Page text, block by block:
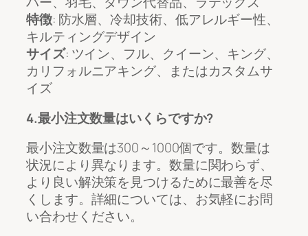
特徴: 防水層、冷却技術、低アレルギー性、
キルティングデザイン
サイズ: ツイン、フル、クイーン、キング、
カリフォルニアキング、またはカスタムサ
イズ
4.最小注文数量はいくらですか?
最小注文数量は300～1000個です。数量は
状況により異なります。数量に関わらず、
より良い解決策を見つけるために最善を尽
くします。詳細については、お気軽にお問
い合わせください。